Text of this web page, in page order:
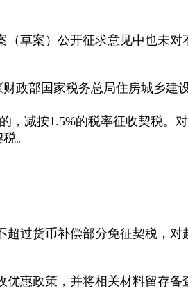
草案）公开征求意见中也未
政部国家税务总局住房城乡建
，减按1.5%的税率征收契税。
。
过货币补偿部分免征契税，
优惠政策，并将相关材料留存备